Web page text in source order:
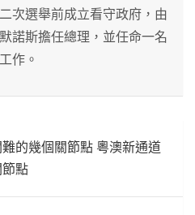
次選舉前成立看守政府，由
諾斯擔任總理，並任命一名
作。
的幾個關節點 粵澳新通道
點